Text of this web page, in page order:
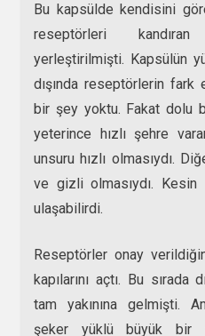
Bu kapsülde kendisini
reseptörleri
yerleştirilmişti. Kapsülün
dışında reseptörlerin
bir şey yoktu. Fakat dolu
yeterince hızlı şehre
unsuru hızlı olmasıydı.
ve gizli olmasıydı. Kesin
ulaşabilirdi.
Reseptörler onay
kapılarını açtı. Bu sırada
tam yakınına gelmişti.
şeker yüklü büyük bir